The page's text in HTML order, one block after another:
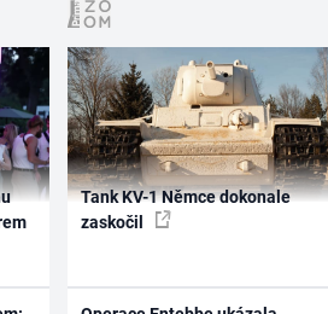
Tank KV-1 Němce dokonale
zaskočil